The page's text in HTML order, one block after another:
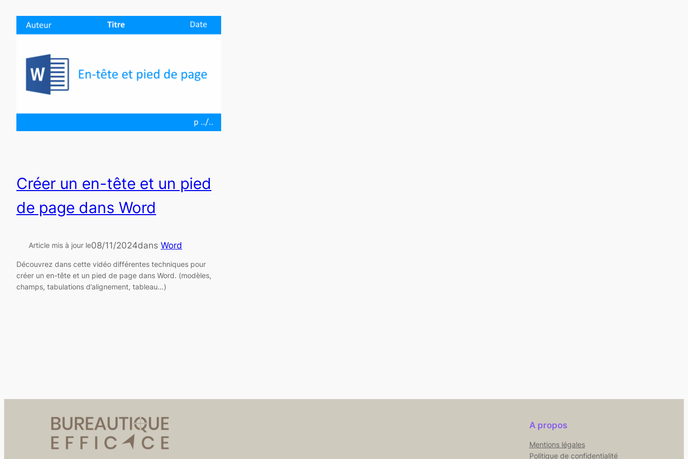
Créer un en-tête et un pied
de page dans Word
Article mis à jour le08/11/2024dans Word
Découvrez dans cette vidéo différentes techniques pour
créer un en-tête et un pied de page dans Word. (modèles,
champs, tabulations d’alignement, tableau…)
A propos
Mentions légales
Politique de confidentialité